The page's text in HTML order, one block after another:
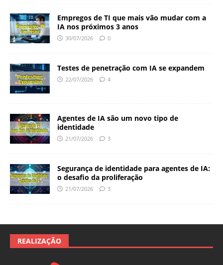
Empregos de TI que mais vão mudar com a
IA nos próximos 3 anos
30/07/2026 0
Testes de penetração com IA se expandem
22/07/2026 4
Agentes de IA são um novo tipo de
identidade
21/07/2026 3
Segurança de identidade para agentes de IA:
o desafio da proliferação
21/07/2026 3
REALIZAÇÃO